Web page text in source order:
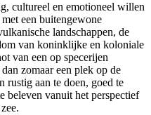
cultureel en emotioneel willen
een buitengewone
landschappen, de
van koninklijke en koloniale
van een op specerijen
zomaar een plek op de
rustig aan te doen, goed te
beleven vanuit het perspectief